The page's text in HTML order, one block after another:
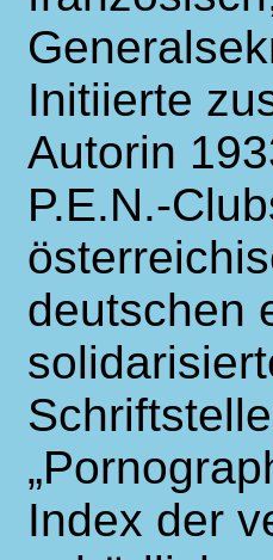
Initiierte
Autorin
P.E.N.-
deutschen
Index der